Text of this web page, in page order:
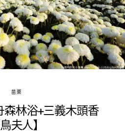
苗栗
森林浴+三義木頭香
鳥夫人】